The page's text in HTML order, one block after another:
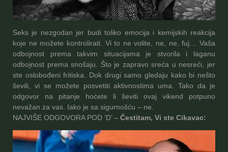
Seks je nezgodan jer budi toliko emocija i kemijskih reakcija
koje ne možete kontrolirati. Vi to ne volite, ne, ne, fuj… Vaša
odbojnost prema takvim situacijama je stvorila i laganu
odbojnost prema snošaju. Što je zapravo sreća u nesreći, jer
ste oslobođeni fritiska. Dok drugi samo gledaju kako bi nešto
ševili, vi se možete posvetiti aktivnostima uma. Tako da je
odgovor na pitanje hoćete li ševiti ovaj vikend potpuno
nevažan za vas. Iako je sa sigurnošću – ne.
NAJVIŠE ODGOVORA POD ‘D’ – Čestitam, Vi ste Cikavac: